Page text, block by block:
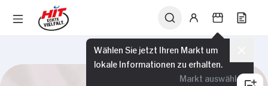
Wählen Sie jetzt Ihren Markt um
lokale Informationen zu erhalten.
Markt auswählen